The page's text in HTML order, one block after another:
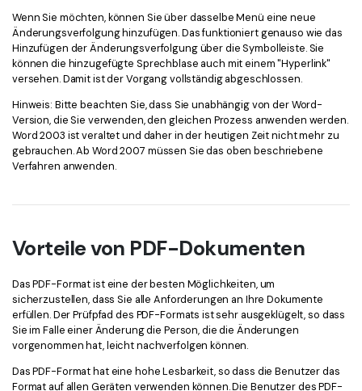
Wenn Sie möchten, können Sie über dasselbe Menü eine neue
Änderungsverfolgung hinzufügen. Das funktioniert genauso wie das
Hinzufügen der Änderungsverfolgung über die Symbolleiste. Sie
können die hinzugefügte Sprechblase auch mit einem "Hyperlink"
versehen. Damit ist der Vorgang vollständig abgeschlossen.
Hinweis: Bitte beachten Sie, dass Sie unabhängig von der Word-
Version, die Sie verwenden, den gleichen Prozess anwenden werden.
Word 2003 ist veraltet und daher in der heutigen Zeit nicht mehr zu
gebrauchen. Ab Word 2007 müssen Sie das oben beschriebene
Verfahren anwenden.
Vorteile von PDF-Dokumenten
Das PDF-Format ist eine der besten Möglichkeiten, um
sicherzustellen, dass Sie alle Anforderungen an Ihre Dokumente
erfüllen. Der Prüfpfad des PDF-Formats ist sehr ausgeklügelt, so dass
Sie im Falle einer Änderung die Person, die die Änderungen
vorgenommen hat, leicht nachverfolgen können.
Das PDF-Format hat eine hohe Lesbarkeit, so dass die Benutzer das
Format auf allen Geräten verwenden können. Die Benutzer des PDF-